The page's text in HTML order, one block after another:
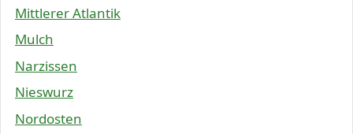
Mittlerer Atlantik
Mulch
Narzissen
Nieswurz
Nordosten